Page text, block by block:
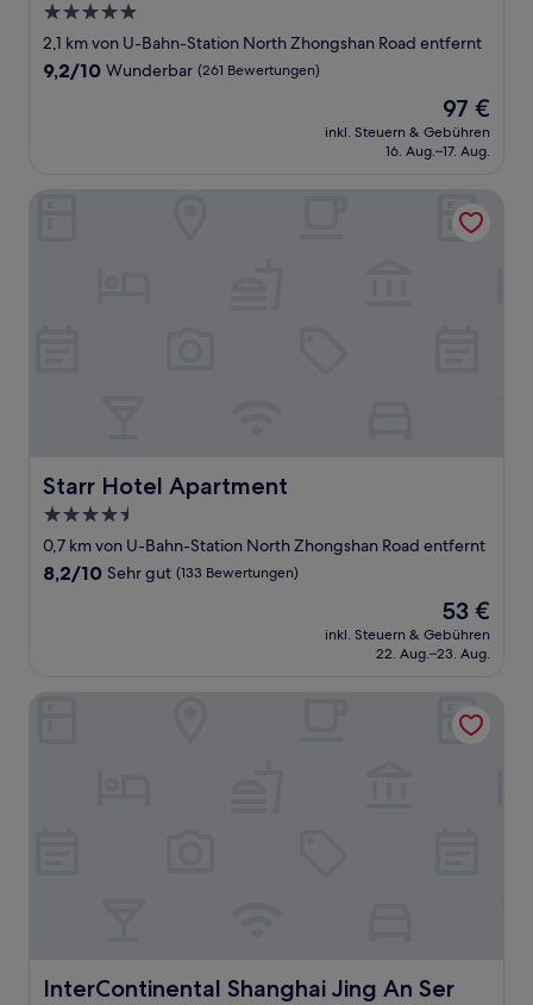
5.0-
Sterne-
Unterkunft
2,1 km von U-Bahn-Station North Zhongshan Road entfernt
9.2
9,2/10 Wunderbar (261 Bewertungen)
Der
Preis
beträgt
97 €
inkl. Steuern & Gebühren
16. Aug.–17. Aug.
Starr Hotel Apartment
Starr Hotel Apartment
4.5-
Sterne-
Unterkunft
0,7 km von U-Bahn-Station North Zhongshan Road entfernt
8.2
Bewertungen)
8,2/10 Sehr gut (133 Bewertungen)
Der
Preis
beträgt
53 €
inkl. Steuern & Gebühren
22. Aug.–23. Aug.
InterContinental Shanghai Jing An Ser
InterContinental Shanghai Jing An Ser Apt by IHG